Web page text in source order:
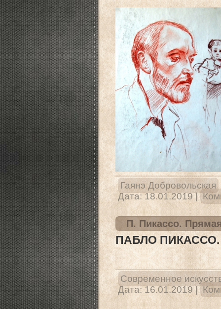
Гаянэ Добровольская
Дата: 18.01.2019 |
П. Пикассо.
ПАБЛО
Современное
Дата: 16.01.2019 |